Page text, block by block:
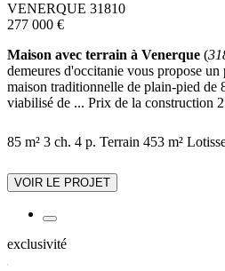
VENERQUE 31810
277 000 €
Maison avec terrain à Venerque (
demeures d'occitanie vous propose
maison traditionnelle de plain-pied de
viabilisé de ... Prix de la construction
85 m² 3 ch. 4 p. Terrain 453 m²
VOIR LE PROJET
exclusivité